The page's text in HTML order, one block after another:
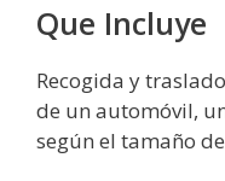
Que Incluye
Recogida y
de un automóvil,
según el tamaño